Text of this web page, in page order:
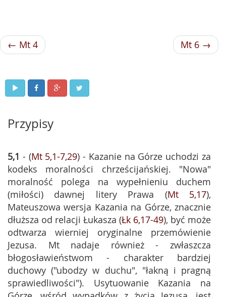
← Mt 4 Mt 6 →
Przypisy
5,1 - (Mt 5,1-7,29) - Kazanie na Górze uchodzi za
kodeks moralności chrześcijańskiej. "Nowa"
moralność polega na wypełnieniu duchem
(miłości) dawnej litery Prawa (Mt 5,17),
Mateuszowa wersja Kazania na Górze, znacznie
dłuższa od relacji Łukasza (Łk 6,17-49), być może
odtwarza wierniej oryginalne przemówienie
Jezusa. Mt nadaje również - zwłaszcza
błogosławieństwom - charakter bardziej
duchowy ("ubodzy w duchu", "łakną i pragną
sprawiedliwości"). Usytuowanie Kazania na